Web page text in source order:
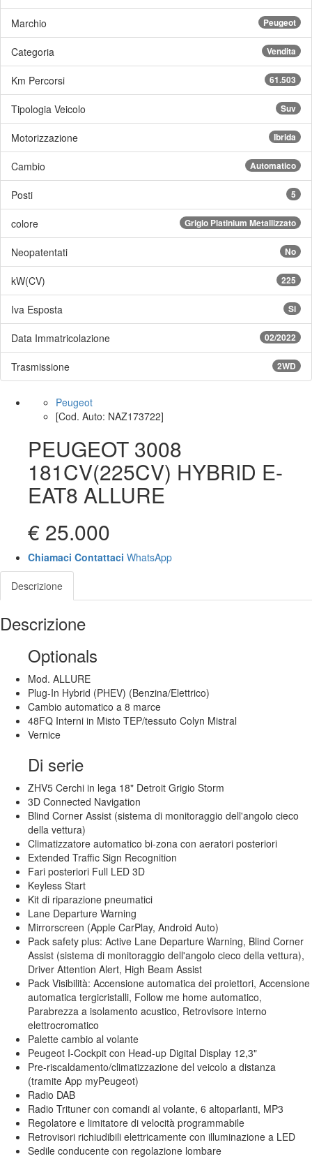
Peugeot
Marchio
Vendita
Categoria
61.503
Km Percorsi
Suv
Tipologia Veicolo
Ibrida
Motorizzazione
Automatico
Cambio
5
Posti
Grigio Platinium Metallizzato
colore
No
Neopatentati
225
kW(CV)
Si
Iva Esposta
02/2022
Data Immatricolazione
2WD
Trasmissione
Peugeot
[Cod. Auto: NAZ173722]
PEUGEOT 3008
181CV(225CV) HYBRID E-
EAT8 ALLURE
€ 25.000
Chiamaci Contattaci WhatsApp
Descrizione
Descrizione
Optionals
Mod. ALLURE
Plug-In Hybrid (PHEV) (Benzina/Elettrico)
Cambio automatico a 8 marce
48FQ Interni in Misto TEP/tessuto Colyn Mistral
Vernice
Di serie
ZHV5 Cerchi in lega 18" Detroit Grigio Storm
3D Connected Navigation
Blind Corner Assist (sistema di monitoraggio dell'angolo cieco
della vettura)
Climatizzatore automatico bi-zona con aeratori posteriori
Extended Traffic Sign Recognition
Fari posteriori Full LED 3D
Keyless Start
Kit di riparazione pneumatici
Lane Departure Warning
Mirrorscreen (Apple CarPlay, Android Auto)
Pack safety plus: Active Lane Departure Warning, Blind Corner
Assist (sistema di monitoraggio dell'angolo cieco della vettura),
Driver Attention Alert, High Beam Assist
Pack Visibilità: Accensione automatica dei proiettori, Accensione
automatica tergicristalli, Follow me home automatico,
Parabrezza a isolamento acustico, Retrovisore interno
elettrocromatico
Palette cambio al volante
Peugeot I-Cockpit con Head-up Digital Display 12,3"
Pre-riscaldamento/climatizzazione del veicolo a distanza
(tramite App myPeugeot)
Radio DAB
Radio Trituner con comandi al volante, 6 altoparlanti, MP3
Regolatore e limitatore di velocità programmabile
Retrovisori richiudibili elettricamente con illuminazione a LED
Sedile conducente con regolazione lombare